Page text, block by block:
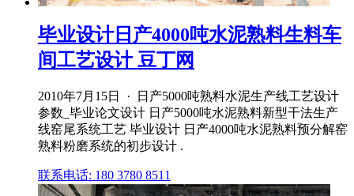
毕业设计日产4000吨水泥熟料生料车
间工艺设计 豆丁网
2010年7月15日 · 日产5000吨熟料水泥生产线工艺设计
参数_毕业论文设计 日产5000吨水泥熟料新型干法生产
线窑尾系统工艺 毕业设计 日产4000吨水泥熟料预分解窑
熟料粉磨系统的初步设计 .
联系电话: 180 3780 8511